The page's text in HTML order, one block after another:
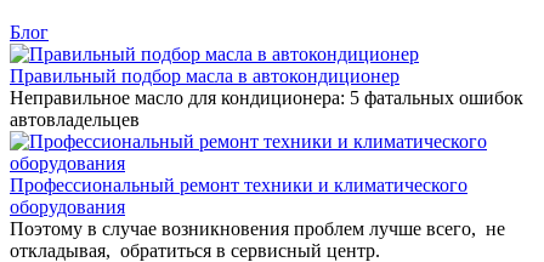
Блог
Правильный подбор масла в автокондиционер
Неправильное масло для кондиционера: 5 фатальных ошибок
автовладельцев
Профессиональный ремонт техники и климатического
оборудования
Поэтому в случае возникновения проблем лучше всего, не
откладывая, обратиться в сервисный центр.